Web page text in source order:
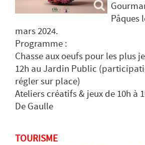
Pâques
mars 2024.
Programme :
Chasse aux oeufs pour les plus
12h au Jardin Public
régler sur place)
Ateliers créatifs & jeux de 10h à
De Gaulle
TOURISME